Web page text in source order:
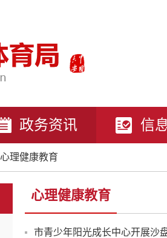
政务资讯 信
心理健康教育
心理健康教育
市青少年阳光成长中心开展沙